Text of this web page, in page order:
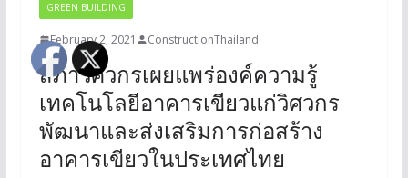
GREEN BUILDING
February 2, 2021 ConstructionThailand
สภาวิศวกรเผยแพร่องค์ความรู้
เทคโนโลยีอาคารเขียวแก่วิศวกร
พัฒนาและส่งเสริมการก่อสร้าง
อาคารเขียวในประเทศไทย